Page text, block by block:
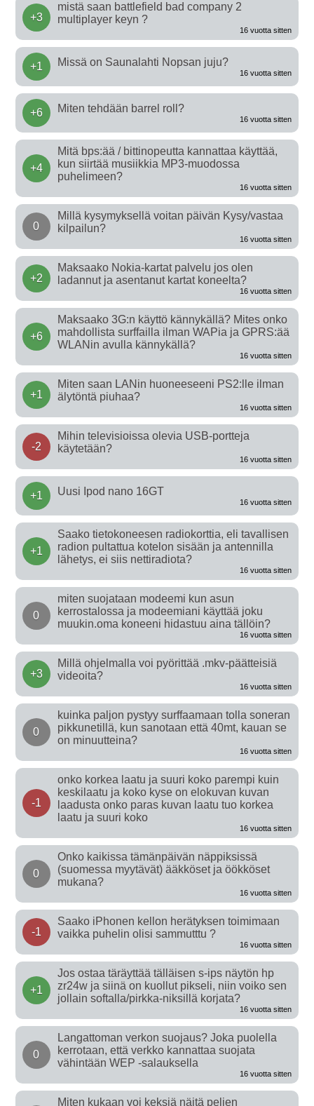
+3
mistä saan battlefield bad company 2
multiplayer keyn ?
16 vuotta sitten
+1 Missä on Saunalahti Nopsan juju?
16 vuotta sitten
+6 Miten tehdään barrel roll?
16 vuotta sitten
+4
Mitä bps:ää / bittinopeutta kannattaa käyttää,
kun siirtää musiikkia MP3-muodossa
puhelimeen?
16 vuotta sitten
0
Millä kysymyksellä voitan päivän Kysy/vastaa
kilpailun?
16 vuotta sitten
+2
Maksaako Nokia-kartat palvelu jos olen
ladannut ja asentanut kartat koneelta?
16 vuotta sitten
+6
Maksaako 3G:n käyttö kännykällä? Mites onko
mahdollista surffailla ilman WAPia ja GPRS:ää
WLANin avulla kännykällä?
16 vuotta sitten
+1
Miten saan LANin huoneeseeni PS2:lle ilman
älytöntä piuhaa?
16 vuotta sitten
-2
Mihin televisioissa olevia USB-portteja
käytetään?
16 vuotta sitten
+1 Uusi Ipod nano 16GT
16 vuotta sitten
+1
Saako tietokoneesen radiokorttia, eli tavallisen
radion pultattua kotelon sisään ja antennilla
lähetys, ei siis nettiradiota?
16 vuotta sitten
0
miten suojataan modeemi kun asun
kerrostalossa ja modeemiani käyttää joku
muukin.oma koneeni hidastuu aina tällöin?
16 vuotta sitten
+3
Millä ohjelmalla voi pyörittää .mkv-päätteisiä
videoita?
16 vuotta sitten
0
kuinka paljon pystyy surffaamaan tolla soneran
pikkunetillä, kun sanotaan että 40mt, kauan se
on minuutteina?
16 vuotta sitten
-1
onko korkea laatu ja suuri koko parempi kuin
keskilaatu ja koko kyse on elokuvan kuvan
laadusta onko paras kuvan laatu tuo korkea
laatu ja suuri koko
16 vuotta sitten
0
Onko kaikissa tämänpäivän näppiksissä
(suomessa myytävät) ääkköset ja öökköset
mukana?
16 vuotta sitten
-1
Saako iPhonen kellon herätyksen toimimaan
vaikka puhelin olisi sammutttu ?
16 vuotta sitten
+1
Jos ostaa täräyttää tälläisen s-ips näytön hp
zr24w ja siinä on kuollut pikseli, niin voiko sen
jollain softalla/pirkka-niksillä korjata?
16 vuotta sitten
0
Langattoman verkon suojaus? Joka puolella
kerrotaan, että verkko kannattaa suojata
vähintään WEP -salauksella
16 vuotta sitten
Miten kukaan voi keksiä näitä pelien